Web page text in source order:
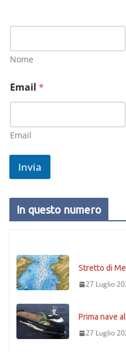
Nome
Email *
Email
Invia
In questo numero
Stretto di
27 Luglio
Prima nave
27 Luglio